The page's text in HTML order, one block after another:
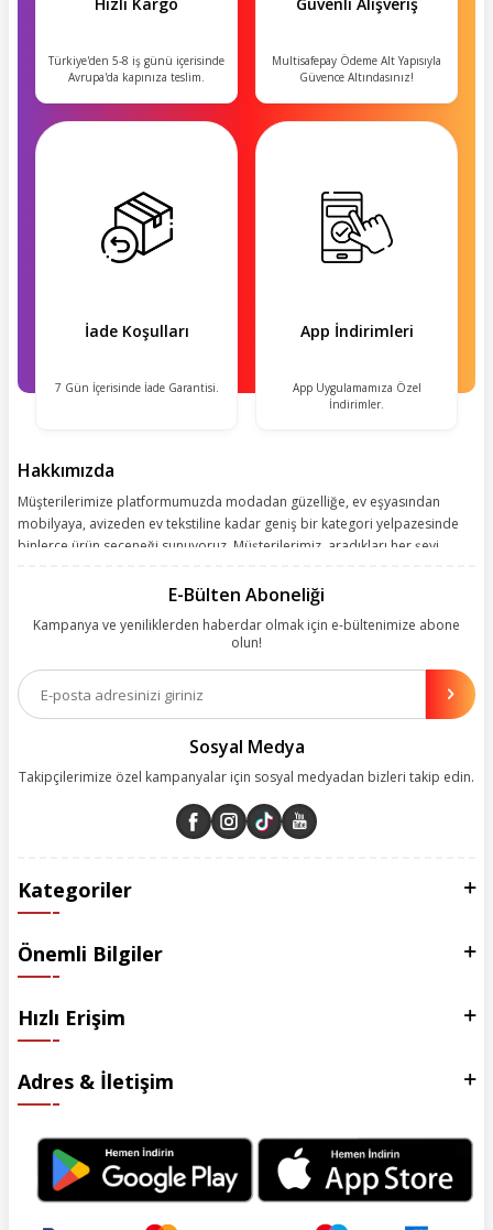
Türkiye'den 5-8 iş günü içerisinde
Avrupa'da kapınıza teslim.
Multisafepay Ödeme Alt Yapısıyla
Güvence Altındasınız!
İade Koşulları
7 Gün İçerisinde İade Garantisi.
App İndirimleri
App Uygulamamıza Özel
İndirimler.
Hakkımızda
Müşterilerimize platformumuzda modadan güzelliğe, ev eşyasından
mobilyaya, avizeden ev tekstiline kadar geniş bir kategori yelpazesinde
binlerce ürün seçeneği sunuyoruz. Müşterilerimiz, aradıkları her şeyi
kolay, kusursuz ve keyifli bir alışveriş yolculuğu sunarken deneyiminize
olanakları sunuyoruz. Çalışmalarımızı müşterilerimizin memnuniyetini
esas alarak yürütüyoruz.
E-Bülten Aboneliği
Kampanya ve yeniliklerden haberdar olmak için e-bültenimize abone
olun!
Sosyal Medya
Takipçilerimize özel kampanyalar için sosyal medyadan bizleri takip edin.
Kategoriler
Önemli Bilgiler
Hızlı Erişim
Adres & İletişim